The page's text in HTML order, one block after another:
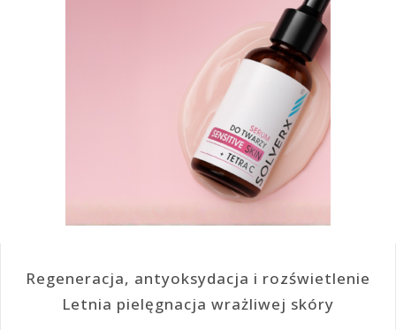
Regeneracja, antyoksydacja i rozświetlenie
Letnia pielęgnacja wrażliwej skóry